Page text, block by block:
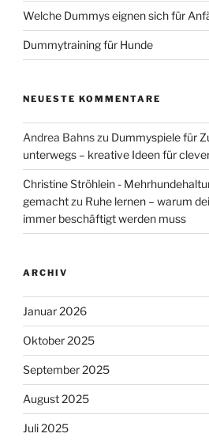
Welche Dummys eignen sich für
Dummytraining für Hunde
NEUESTE KOMMENTARE
Andrea Bahnszu Dummyspiele für
unterwegs – kreative Ideen für
Christine Ströhlein -
gemachtzu Ruhe lernen – warum
immer beschäftigt werden muss
ARCHIV
Januar 2026
Oktober 2025
September 2025
August 2025
Juli 2025